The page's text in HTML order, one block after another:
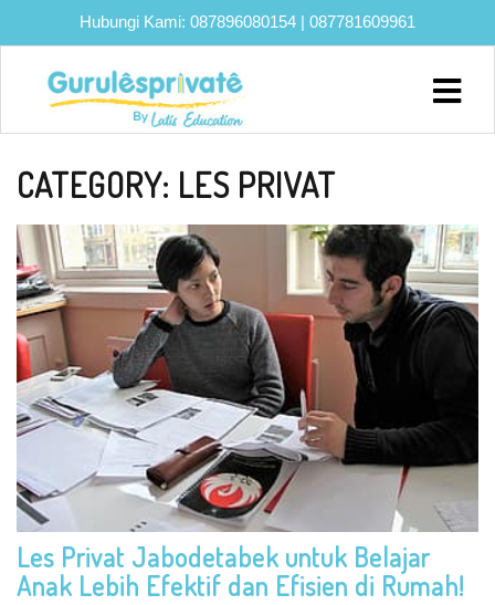
Hubungi Kami: 087896080154 | 087781609961
Home
Program
Eksklusif
Bimbel
UTBK
Blog
CATEGORY: LES PRIVAT
Les Privat Jabodetabek untuk Belajar
Anak Lebih Efektif dan Efisien di Rumah!